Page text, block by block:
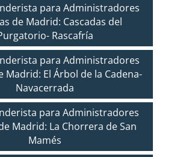
para Administradores
de Madrid: Cascadas del
Rascafría
para Administradores
Madrid: El Árbol de la Cadena-
Navacerrada
para Administradores
Madrid: La Chorrera de San
Mamés